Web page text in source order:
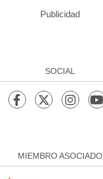
Publicidad
SOCIAL
MIEMBRO ASOCIADO